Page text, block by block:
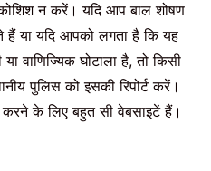
न करें। यदि आप बाल शोषण
हैं या यदि आपको लगता है कि यह
या वाणिज्यिक घोटाला है,तो किसी
पुलिस को इसकी रिपोर्ट करें।
करने के लिए बहुत सी वेबसाइटें हैं।